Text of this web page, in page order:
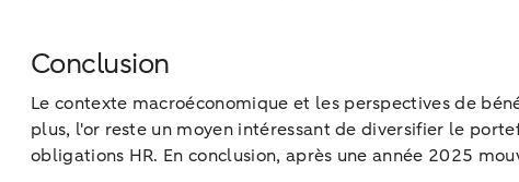
Conclusion
Le contexte macroéconomique et les perspectives de
plus, l'or reste un moyen intéressant de diversifier le
obligations HR. En conclusion, après une année 2025